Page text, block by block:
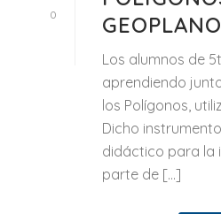
0
GEOPLANO
Los alumnos de
aprendiendo
los Polígonos,
Dicho
didáctico para la
parte de [...]